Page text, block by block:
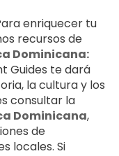
enriquecer tu
recursos de
Dominicana:
Guides te dará
la cultura y los
Dominicana,
de
locales. Si